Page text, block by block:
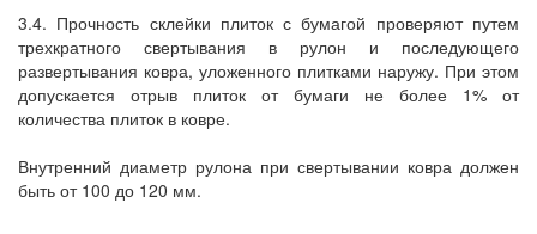
3.4. Прочность склейки плиток с бумагой проверяют путем
трехкратного свертывания в рулон и последующего
развертывания ковра, уложенного плитками наружу. При этом
допускается отрыв плиток от бумаги не более 1% от
количества плиток в ковре.
Внутренний диаметр рулона при свертывании ковра должен
быть от 100 до 120 мм.